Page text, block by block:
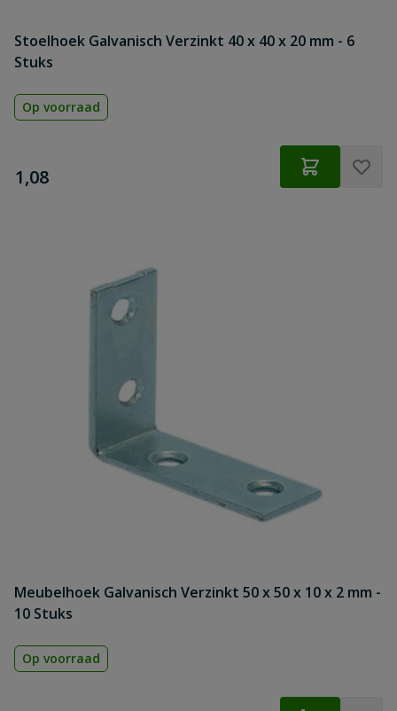
Stoelhoek Galvanisch Verzinkt 40 x 40 x 20 mm - 6
Stuks
Op voorraad
€
1,08
Meubelhoek Galvanisch Verzinkt 50 x 50 x 10 x 2 mm -
10 Stuks
Op voorraad